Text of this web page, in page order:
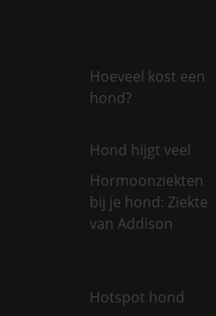
Hoeveel kost een
hond?
Hond hijgt veel
Hormoonziekten
bij je hond: Ziekte
van Addison
Hotspot hond